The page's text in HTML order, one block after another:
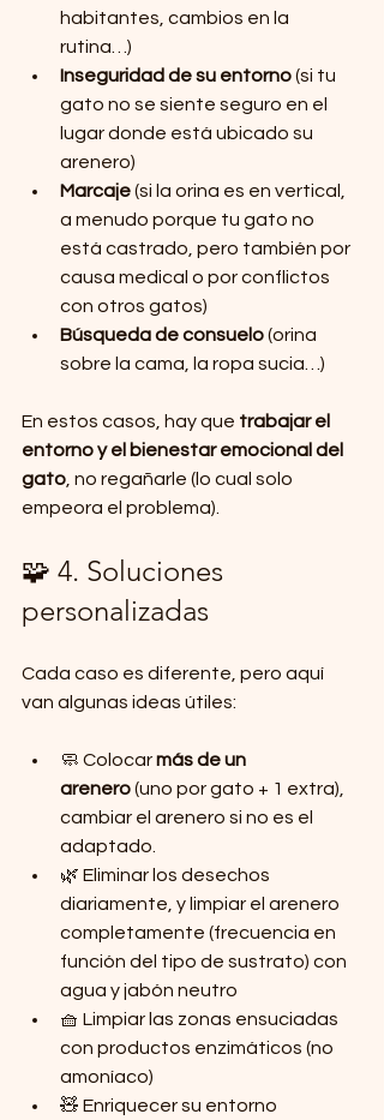
habitantes, cambios en la
rutina…)
Inseguridad de su entorno (si tu
gato no se siente seguro en el
lugar donde está ubicado su
arenero)
Marcaje (si la orina es en vertical,
a menudo porque tu gato no
está castrado, pero también por
causa medical o por conflictos
con otros gatos)
Búsqueda de consuelo (orina
sobre la cama, la ropa sucia…)
En estos casos, hay que trabajar el
entorno y el bienestar emocional del
gato , no regañarle (lo cual solo
empeora el problema).
🧩 4. Soluciones
personalizadas
Cada caso es diferente, pero aquí
van algunas ideas útiles:
🧼 Colocar más de un
arenero (uno por gato + 1 extra),
cambiar el arenero si no es el
adaptado.
🌿 Eliminar los desechos
diariamente, y limpiar el arenero
completamente (frecuencia en
función del tipo de sustrato) con
agua y jabón neutro
🧺 Limpiar las zonas ensuciadas
con productos enzimáticos (no
amoníaco)
🧸 Enriquecer su entorno